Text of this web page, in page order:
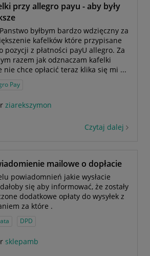
przy allegro payu - aby były
byłbym bardzo wdzięczny za
kafelków które przypisane
pozycji z płatności payU allegro. Za
razem jak odznaczam kafelki
nie chce opłacić teraz klika się mi ...
Pay
ziarekszymon
Czytaj dalej
mailowe o dopłacie
powiadomnień jakie wysłacie
się aby informować, że zostały
dodatkowe opłaty do wysyłek z
za które .
DPD
sklepamb